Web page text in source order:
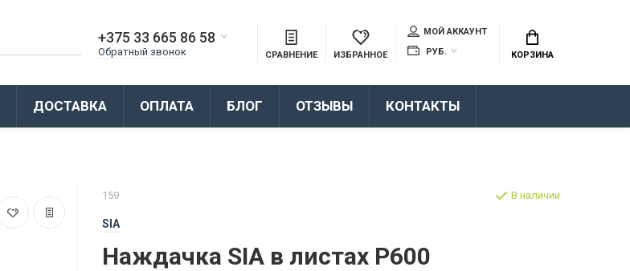
+375 33 665 86 58
Обратный звонок СРАВНЕНИЕ ИЗБРАННОЕ
МОЙ АККАУНТ
РУБ.
КОРЗИНА
ДОСТАВКА ОПЛАТА БЛОГ ОТЗЫВЫ КОНТАКТЫ
159
SIA
Наждачка SIA в листах P600
В наличии